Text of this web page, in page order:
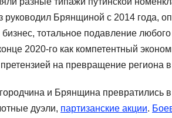
руководил Брянщиной с 2014 года,
тотальное подавление
2020-го как компетентный
на превращение региона в
и Брянщина превратились
дуэли, партизанские акции.